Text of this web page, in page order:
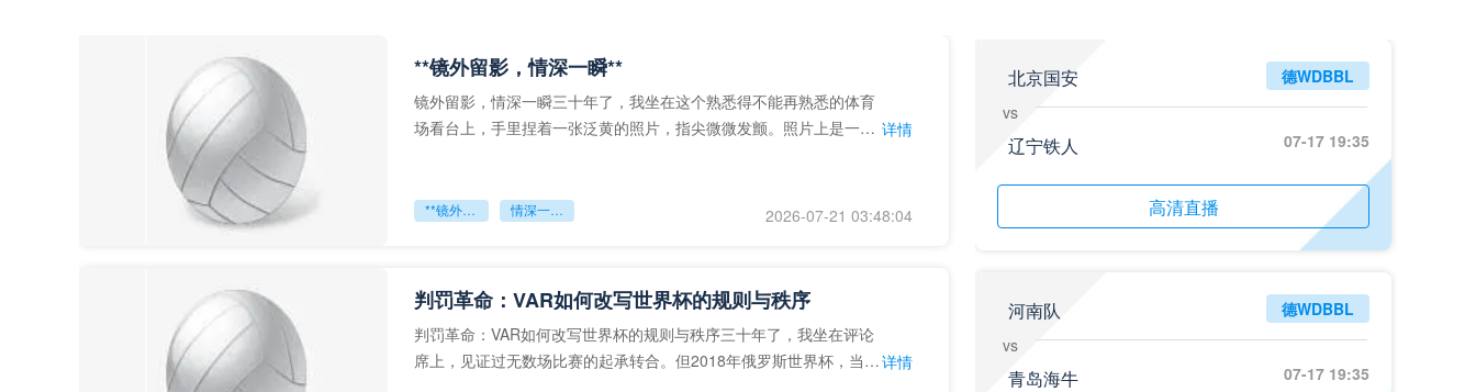
**镜外留影，情深一瞬**
镜外留影，情深一瞬三十年了，我坐在这个熟悉得不能再熟悉的体育
场看台上，手里捏着一张泛黄的照片，指尖微微发颤。照片上是一个 详情
**镜外留影 情深一瞬** 2026-07-21 03:48:04
判罚革命：VAR如何改写世界杯的规则与秩序
判罚革命：VAR如何改写世界杯的规则与秩序三十年了，我坐在评论
席上，见证过无数场比赛的起承转合。但2018年俄罗斯世界杯，当
详情
北京国安
vs
辽宁铁人
德WDBBL
07-17 19:35
高清直播
河南队
vs
青岛海牛
德WDBBL
07-17 19:35